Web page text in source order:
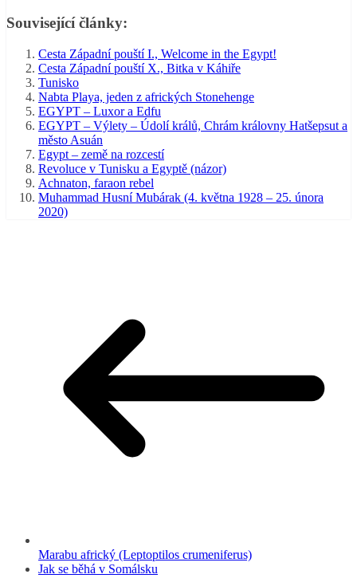
Související články:
Cesta Západní pouští I., Welcome in the Egypt!
Cesta Západní pouští X., Bitka v Káhiře
Tunisko
Nabta Playa, jeden z afrických Stonehenge
EGYPT – Luxor a Edfu
EGYPT – Výlety – Údolí králů, Chrám královny Hatšepsut a
město Asuán
Egypt – země na rozcestí
Revoluce v Tunisku a Egyptě (názor)
Achnaton, faraon rebel
Muhammad Husní Mubárak (4. května 1928 – 25. února
2020)
Marabu africký (Leptoptilos crumeniferus)
Jak se běhá v Somálsku